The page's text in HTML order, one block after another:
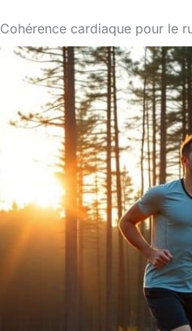
Cohérence cardiaque pour le